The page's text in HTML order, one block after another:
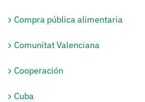
Compra pública alimentaria
Comunitat Valenciana
Cooperación
Cuba